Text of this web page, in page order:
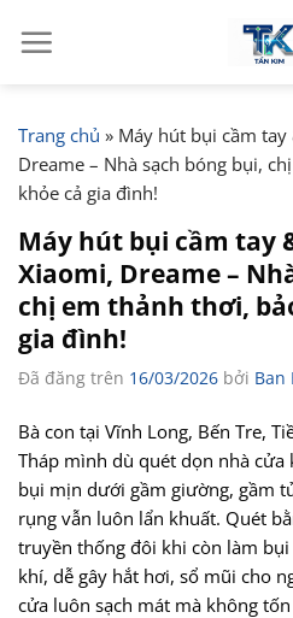
đến
Trang chủ » Máy hút bụi cầm
Dreame – Nhà sạch bóng bụi,
khỏe cả gia đình!
Máy hút bụi cầm tay
Xiaomi, Dreame –
chị em thảnh thơi,
gia đình!
Đã đăng trên 16/03/2026 bởi Ban
Bà con tại Vĩnh Long, Bến Tre,
Tháp mình dù quét dọn nhà
bụi mịn dưới gầm giường, gầm
rụng vẫn luôn lẩn khuất. Quét
truyền thống đôi khi còn làm
khí, dễ gây hắt hơi, sổ mũi cho
cửa luôn sạch mát mà không